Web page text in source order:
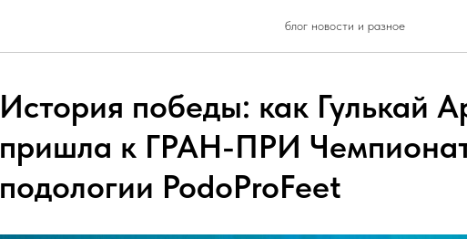
блог новости и разное
История победы: как Гулькай
пришла к ГРАН-ПРИ
подологии PodoProFeet